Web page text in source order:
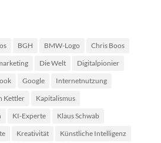
BGH BMW-Logo
Chris Boos
Die Welt
Digitalpionier
Google
Internetnutzung
Kettler
Kapitalismus
KI-Experte
Klaus Schwab
Kreativität
Künstliche Intelligenz